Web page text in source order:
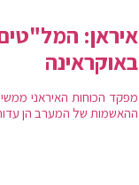
איראן:
באוקראינה
מפקד הכוחות האיראני
ההאשמות של המערב הן